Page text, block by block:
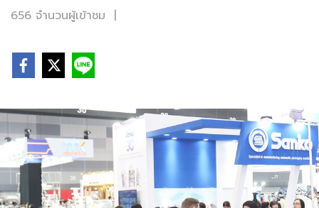
656 จำนวนผู้เข้าชม |